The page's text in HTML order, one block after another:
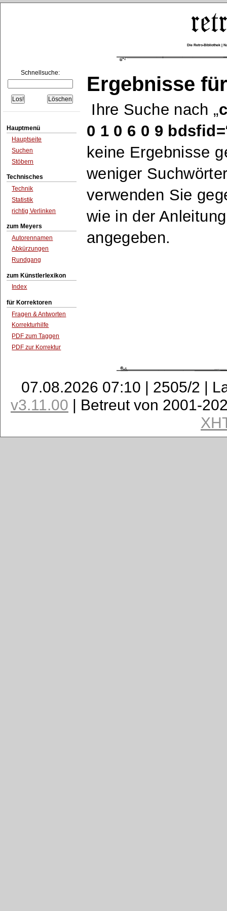
Die Retro-Bibliothek |
Schnellsuche:
Hauptmenü
Hauptseite
Suchen
Stöbern
Technisches
Technik
Statistik
richtig Verlinken
zum Meyers
Autorennamen
Abkürzungen
Rundgang
zum Künstlerlexikon
Index
für Korrektoren
Fragen & Antworten
Korrekturhilfe
PDF zum Taggen
PDF zur Korrektur
Ergebnisse
Ihre Suche nach
0 1 0 6 0 9 bdsfid=
keine Ergebnisse
weniger
verwenden Sie
wie in der
angegeben.
07.08.2026 07:10 | 2505/2 |
v3.11.00 | Betreut von 2001-